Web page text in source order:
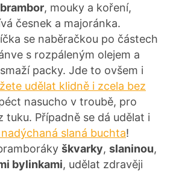
, mouky a koření,
česnek a majoránka.
se naběračkou po částech
s rozpáleným olejem a
packy. Jde to ovšem i
udělat klidně i zcela bez
nasucho v troubě, pro
tuku. Případně se dá udělat i
slaná buchta!
škvarky, slaninou,
bylinkami, udělat zdravěji